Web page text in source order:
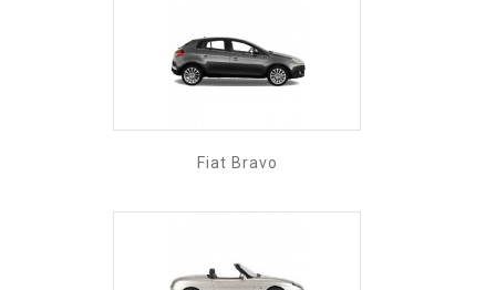
Fiat Bravo